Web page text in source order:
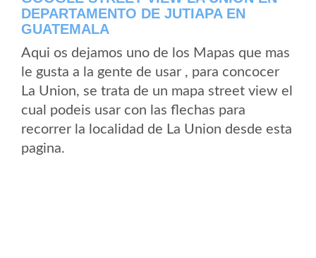
DEPARTAMENTO DE JUTIAPA EN
GUATEMALA
Aqui os dejamos uno de los Mapas que mas
le gusta a la gente de usar , para concocer
La Union, se trata de un mapa street view el
cual podeis usar con las flechas para
recorrer la localidad de La Union desde esta
pagina.